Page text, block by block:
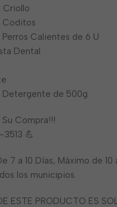
Criollo
Coditos
Perros Calientes de 6 U
Dental
Detergente de 500g
Su Compra!!!
💪
7 a 10 Días, Máximo de 10
los municipios.
ESTE PRODUCTO ES